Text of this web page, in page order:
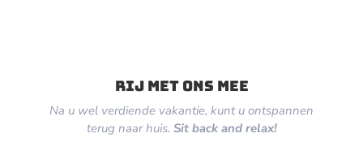
Rij met ons mee
Na u wel verdiende vakantie, kunt u ontspannen
terug naar huis. Sit back and relax!